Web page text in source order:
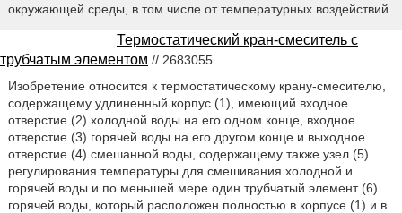
окружающей среды, в том числе от температурных воздействий.
Термостатический кран-смеситель с
трубчатым элементом // 2683055
Изобретение относится к термостатическому крану-смесителю,
содержащему удлиненный корпус (1), имеющий входное
отверстие (2) холодной воды на его одном конце, входное
отверстие (3) горячей воды на его другом конце и выходное
отверстие (4) смешанной воды, содержащему также узел (5)
регулирования температуры для смешивания холодной и
горячей воды и по меньшей мере один трубчатый элемент (6)
горячей воды, который расположен полностью в корпусе (1) и в